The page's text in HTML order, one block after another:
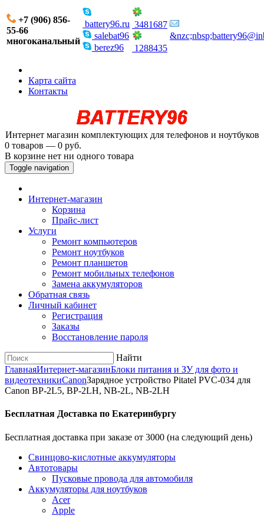
+7 (906) 856-
55-66
многоканальный
battery96.ru
salebat96
berez96
3481687
1288435
Карта сайта
Контакты
Интернет магазин комплектующих для телефонов и ноутбуков
0 товаров — 0 руб.
В корзине нет ни одного товара
Toggle navigation
Интернет-магазин
Корзина
Прайс-лист
Услуги
Ремонт компьютеров
Ремонт ноутбуков
Ремонт планшетов
Ремонт мобильных телефонов
Замена аккумуляторов
Обратная связь
Личный кабинет
Регистрация
Заказы
Восстановление пароля
Найти
ГлавнаяИнтернет-магазинБлоки питания и ЗУ для фото и
видеотехникиCanonЗарядное устройство Pitatel PVC-034 для
Canon BP-2L5, BP-2LH, NB-2L, NB-2LH
Бесплатная Доставка по Екатеринбургу
Бесплатная доставка при заказе от 3000 (на следующий день)
Cвинцово-кислотные аккумуляторы
Автотовары
Пусковые провода для автомобиля
Аккумуляторы для ноутбуков
Acer
Apple